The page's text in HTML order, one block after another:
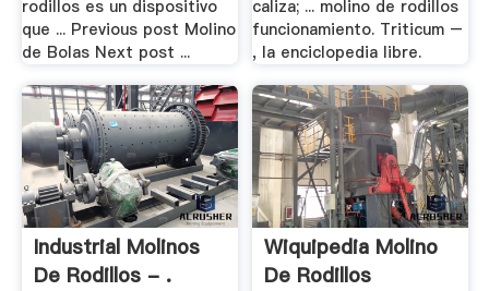
rodillos es un dispositivo
que ... Previous post Molino
de Bolas Next post ...
caliza; ... molino de rodillos
funcionamiento. Triticum –
, la enciclopedia libre.
Industrial Molinos
De Rodillos - .
Wiquipedia Molino
De Rodillos